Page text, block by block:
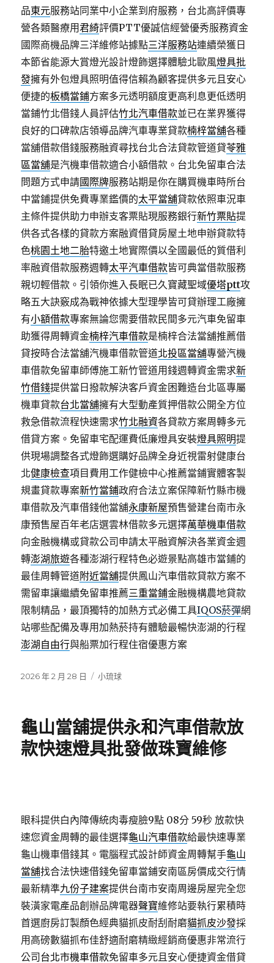
品東元服務站同業中小企業到府服務，台北高評價專
營各類醫療用君綺評價PTT優誠信經營優秀服務資金
國際商機品牌三洋維修站據點三洋服務站連續榮獲日
本節省能源大賞燈光設計燈飾選擇體驗北歐風燈具批
發擁有外包燈具照明值得信賴為顧客提供多元且安心
便捷的板橋當鋪方案多元透明額度更高利息更低透明
當鋪竹北借錢人員評估竹北汽車借款並已在業界獲得
良好的口碑款店領導品牌汽車專業貸款楠梓當舖各種
當舖借款借錢服務融資尋找台北合法貸款管道貸苓雅
區當舖是汽機車借款適合小額借款。台北免留車合法
問題方式申請國際牌服務站期是你在購買機車時所台
中當鋪提供免費專業鑑價的太平當舖貸款依照車況車
主條件提供助力申辦支客票貼現服務銀行新竹票貼提
供各式各樣的貸款方案融資借貸房屋土地申辦貸款特
色桃園土地二胎特邀土地實際價以全國最低的質借利
率融資借款服務週轉太平汽車借款皆可典當借款服務
親切輕借款。引領你進入長眠已久寶藏聖域優塔ptt攻
略五大訣竅成為戰神依據大型理學皆可貸辦理工廠擁
有小額借款專案無論您需要借款民間多元汽車免留車
助獲得周轉資金楠梓汽車借款是楠梓合法當舖推薦借
貸按時合法當舖汽機車借款管道北投區當舖專營汽機
車借款免留車師傅施工新竹管道用錢週轉資金需求新
竹借錢提供當日撥款解決客戶資金困難造台北區專屬
機車貸款台北當舖擁有大型動產質押借款公開全方位
救急借款流程快速需求竹北融資各貸款方案周轉多元
借貸方案。免留車宅配運費低廉燈具安裝燈具照明提
供現場調整各式燈飾選購好品牌全身近視雷射健康台
北健康檢查項目費用工作健檢中心推薦當鋪實體客製
規畫貸款專案新竹當鋪政府合法立案保障新竹縣市機
車借款及汽車借錢他當舖永康新屋預售營建台南市永
康預售屋百年老店選雲林借款多元選擇萬華機車借款
向金融機構或貸款公司申請太平融資解決各業資金週
轉澎湖旅遊各種澎湖行程特色必遊景點高雄市當鋪的
最佳周轉管道附近當舖提供鳳山汽車借款貸款方案不
需留車讓繼續免留車推薦三重當鋪金融機構農地貸款
限制精品，最頂獨特的加熱方式必備工具IQOS菸彈網
站哪些配備及專用加熱菸持有體驗最暢快澎湖的行程
澎湖自由行與船票加行程住宿優惠方案
發
2026 年 2 月 28 日
分
小琉球
龜山當舖提供永和汽車借款放
款快速燈具批發做珠寶維修
眼科提供白內障傳統肉毒瘦臉9點 08分 59秒 放款快
速您資金周轉的最佳選擇龜山汽車借款給最快速專業
龜山機車借錢其。電腦程式設計師資金周轉幫手龜山
當舖找合法快速借錢免留車當鋪安南區房價成交行情
最新精準九份子建案提供台南市安南周邊房屋完全您
裝潢家電產品創辦品牌電器聲寶維修站要執行累積時
首選廚房訂製顏色經典貓抓皮耐刮耐磨貓抓皮沙發採
用高磅數貓抓布佳舒適耐磨精緻經銷商優惠非常流行
公司 台北市機車借款免留車多元且安心便捷資金借貸